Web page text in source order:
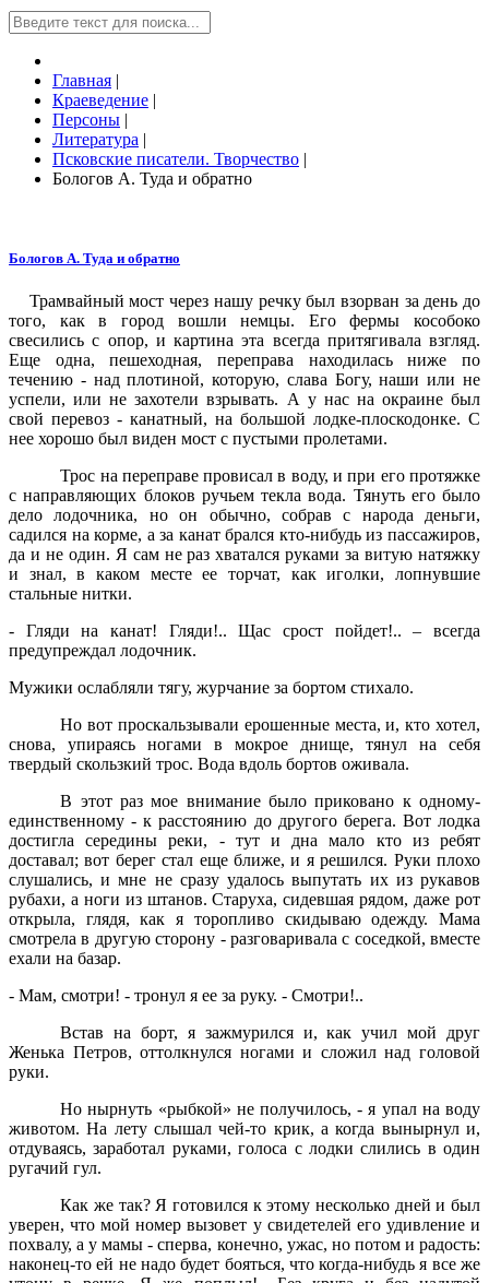
Главная |
Краеведение |
Персоны |
Литература |
Псковские писатели. Творчество |
Бологов А. Туда и обратно
Бологов А. Туда и обратно
Трамвайный мост через нашу речку был взорван за день до
того, как в город вошли немцы. Его фермы кособоко
свесились с опор, и картина эта всегда притягивала взгляд.
Еще одна, пешеходная, переправа находилась ниже по
течению - над плотиной, которую, слава Богу, наши или не
успели, или не захотели взрывать. А у нас на окраине был
свой перевоз - канатный, на большой лодке-плоскодонке. С
нее хорошо был виден мост с пустыми пролетами.
Трос на переправе провисал в воду, и при его протяжке
с направляющих блоков ручьем текла вода. Тянуть его было
дело лодочника, но он обычно, собрав с народа деньги,
садился на корме, а за канат брался кто-нибудь из пассажиров,
да и не один. Я сам не раз хватался руками за витую натяжку
и знал, в каком месте ее торчат, как иголки, лопнувшие
стальные нитки.
- Гляди на канат! Гляди!.. Щас срост пойдет!.. – всегда
предупреждал лодочник.
Мужики ослабляли тягу, журчание за бортом стихало.
Но вот проскальзывали ерошенные места, и, кто хотел,
снова, упираясь ногами в мокрое днище, тянул на себя
твердый скользкий трос. Вода вдоль бортов оживала.
В этот раз мое внимание было приковано к одному-
единственному - к расстоянию до другого берега. Вот лодка
достигла середины реки, - тут и дна мало кто из ребят
доставал; вот берег стал еще ближе, и я решился. Руки плохо
слушались, и мне не сразу удалось выпутать их из рукавов
рубахи, а ноги из штанов. Старуха, сидевшая рядом, даже рот
открыла, глядя, как я торопливо скидываю одежду. Мама
смотрела в другую сторону - разговаривала с соседкой, вместе
ехали на базар.
- Мам, смотри! - тронул я ее за руку. - Смотри!..
Встав на борт, я зажмурился и, как учил мой друг
Женька Петров, оттолкнулся ногами и сложил над головой
руки.
Но нырнуть «рыбкой» не получилось, - я упал на воду
животом. На лету слышал чей-то крик, а когда вынырнул и,
отдуваясь, заработал руками, голоса с лодки слились в один
ругачий гул.
Как же так? Я готовился к этому несколько дней и был
уверен, что мой номер вызовет у свидетелей его удивление и
похвалу, а у мамы - сперва, конечно, ужас, но потом и радость:
наконец-то ей не надо будет бояться, что когда-нибудь я все же